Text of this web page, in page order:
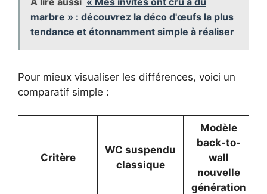
marbre » : découvrez la déco d'œufs la plus
tendance et étonnamment simple à réaliser
Pour mieux visualiser les différences, voici un
comparatif simple :
Critère
WC suspendu
classique
Modèle
back-to-
wall
nouvelle
génération